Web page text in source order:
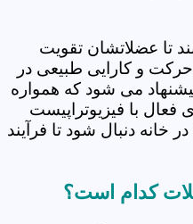
تا عضلاتشان تقویت
و کارایی طبیعی در
می شود که همواره
فعال با فیزیوتراپیست
خانه دنبال شود تا فرآیند
کدام است؟